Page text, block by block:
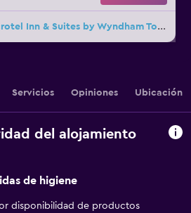
15 ofertas más de Microtel Inn & Suites by Wyndham Tomah
Servicios Opiniones Ubicación
del alojamiento
de higiene
disponibilidad de productos